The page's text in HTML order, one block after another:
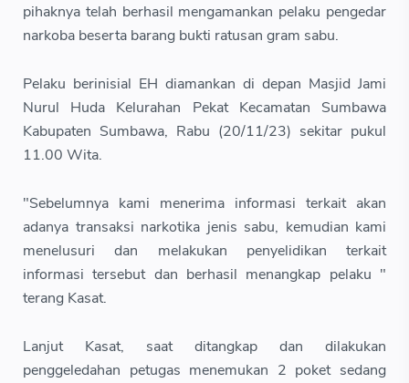
pihaknya telah berhasil mengamankan pelaku pengedar
narkoba beserta barang bukti ratusan gram sabu.
Pelaku berinisial EH diamankan di depan Masjid Jami
Nurul Huda Kelurahan Pekat Kecamatan Sumbawa
Kabupaten Sumbawa, Rabu (20/11/23) sekitar pukul
11.00 Wita.
"Sebelumnya kami menerima informasi terkait akan
adanya transaksi narkotika jenis sabu, kemudian kami
menelusuri dan melakukan penyelidikan terkait
informasi tersebut dan berhasil menangkap pelaku "
terang Kasat.
Lanjut Kasat, saat ditangkap dan dilakukan
penggeledahan petugas menemukan 2 poket sedang